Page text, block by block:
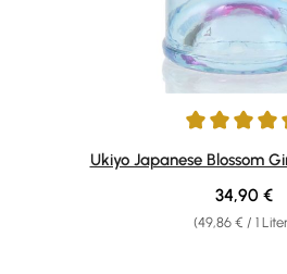
Durchschnittliche Bewertung von
Ukiyo Japanese Blossom
(49,86 € / 1
Regulärer
34,90 €